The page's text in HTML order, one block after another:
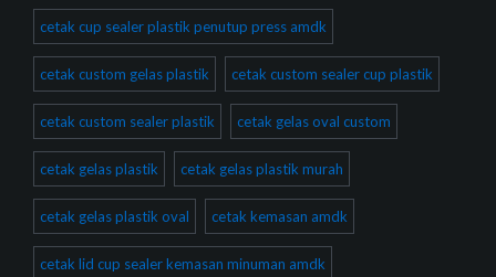
cetak cup sealer plastik penutup press amdk
cetak custom gelas plastik cetak custom sealer cup plastik
cetak custom sealer plastik cetak gelas oval custom
cetak gelas plastik cetak gelas plastik murah
cetak gelas plastik oval cetak kemasan amdk
cetak lid cup sealer kemasan minuman amdk